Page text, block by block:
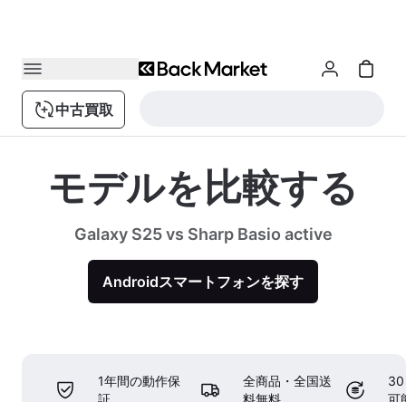
中古買取
モデルを比較する
Galaxy S25 vs Sharp Basio active
Androidスマートフォンを探す
1年間の動作保
証
全商品・全国送
料無料
30
可